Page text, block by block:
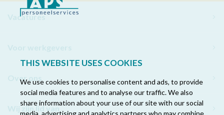
THIS WEBSITE USES COOKIES
We use cookies to personalise content and ads, to provide
social media features and to analyse our traffic. We also
share information about your use of our site with our social
media, advertising and analytics partners who may combine
Vacatures
Over ons
Wij zijn lid van